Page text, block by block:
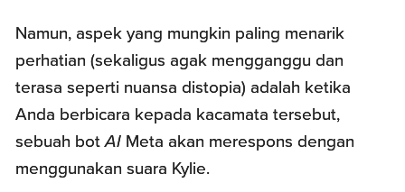
Namun, aspek yang mungkin paling menarik
perhatian (sekaligus agak mengganggu dan
terasa seperti nuansa distopia) adalah ketika
Anda berbicara kepada kacamata tersebut,
sebuah botAI Meta akan merespons dengan
menggunakan suara Kylie.